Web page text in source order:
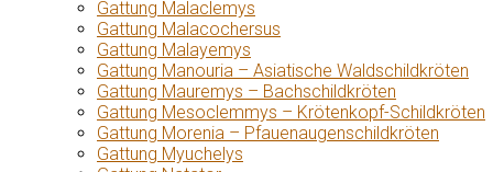
Gattung Malaclemys
Gattung Malacochersus
Gattung Malayemys
Gattung Manouria – Asiatische Waldschildkröten
Gattung Mauremys – Bachschildkröten
Gattung Mesoclemmys – Krötenkopf-Schildkröten
Gattung Morenia – Pfauenaugenschildkröten
Gattung Myuchelys